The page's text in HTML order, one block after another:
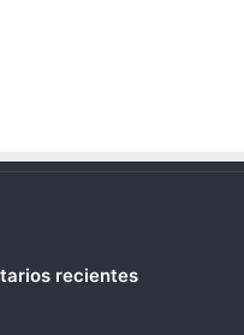
recientes